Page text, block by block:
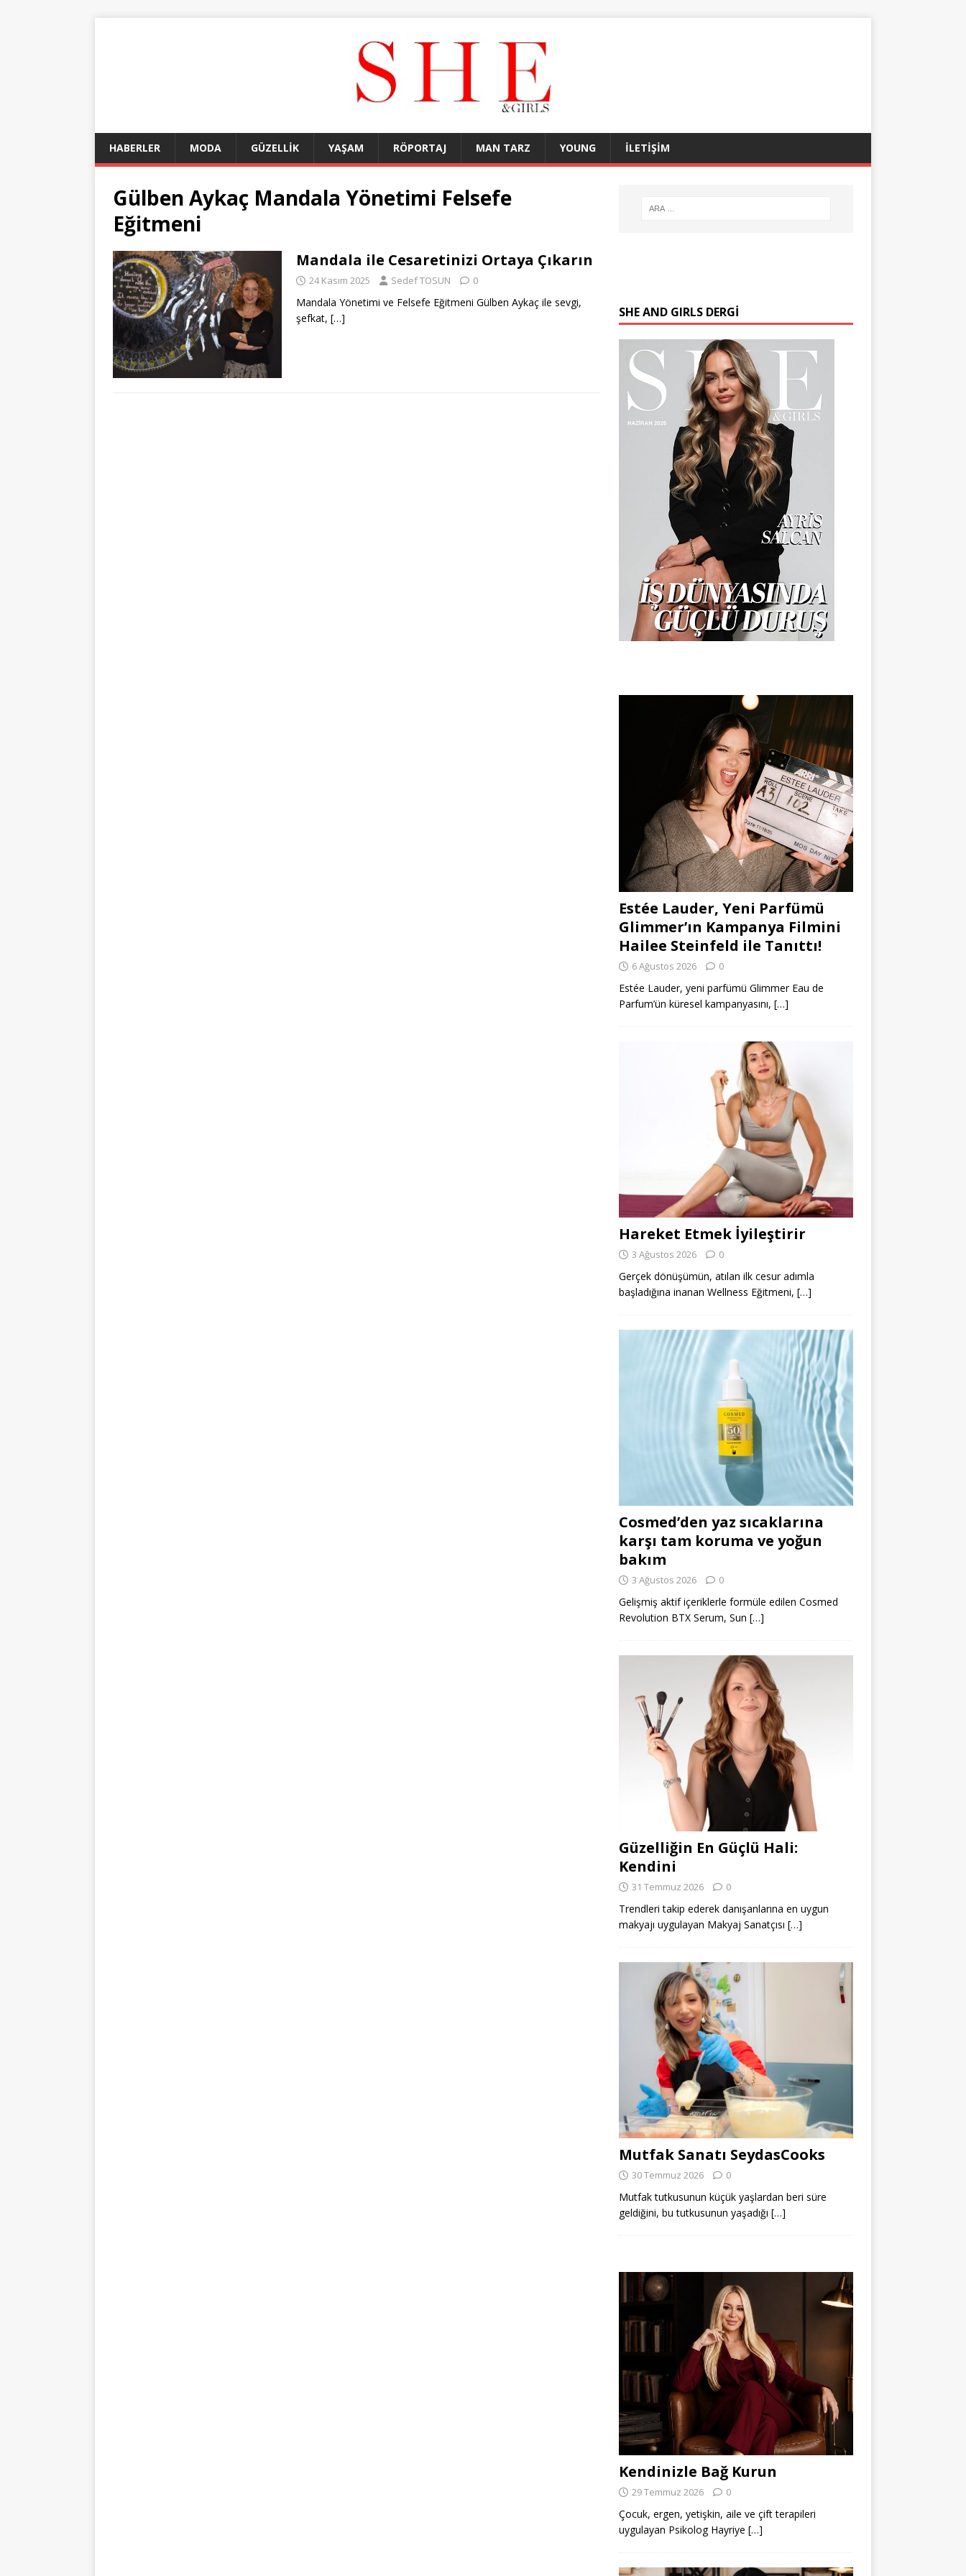
HABERLER MODA GÜZELLİK YAŞAM RÖPORTAJ MAN TARZ YOUNG İLETİŞİM
Gülben Aykaç Mandala Yönetimi Felsefe
Eğitmeni
Mandala ile Cesaretinizi Ortaya Çıkarın
24 Kasım 2025 Sedef TOSUN 0
Mandala Yönetimi ve Felsefe Eğitmeni Gülben Aykaç ile sevgi,
şefkat, […] SHE AND GIRLS DERGİ
Estée Lauder, Yeni Parfümü
Glimmer’ın Kampanya Filmini
Hailee Steinfeld ile Tanıttı!
6 Ağustos 2026 0
Estée Lauder, yeni parfümü Glimmer Eau de
Parfum’ün küresel kampanyasını, […]
Hareket Etmek İyileştirir
3 Ağustos 2026 0
Gerçek dönüşümün, atılan ilk cesur adımla
başladığına inanan Wellness Eğitmeni, […]
Cosmed’den yaz sıcaklarına
karşı tam koruma ve yoğun
bakım
3 Ağustos 2026 0
Gelişmiş aktif içeriklerle formüle edilen Cosmed
Revolution BTX Serum, Sun […]
Güzelliğin En Güçlü Hali:
Kendini
31 Temmuz 2026 0
Trendleri takip ederek danışanlarına en uygun
makyajı uygulayan Makyaj Sanatçısı […]
Mutfak Sanatı SeydasCooks
30 Temmuz 2026 0
Mutfak tutkusunun küçük yaşlardan beri süre
geldiğini, bu tutkusunun yaşadığı […]
Kendinizle Bağ Kurun
29 Temmuz 2026 0
Çocuk, ergen, yetişkin, aile ve çift terapileri
uygulayan Psikolog Hayriye […]